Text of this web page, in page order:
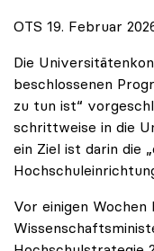
OTS 19. Februar
Die
beschlossenen
zu tun ist“
schrittweise in die
ein Ziel ist darin die
Vor einigen Wochen